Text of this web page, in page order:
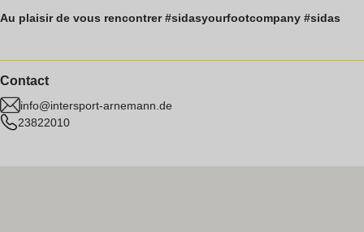
Au plaisir de vous rencontrer #sidasyourfootcompany #sidas
Contact
info@intersport-arnemann.de
23822010